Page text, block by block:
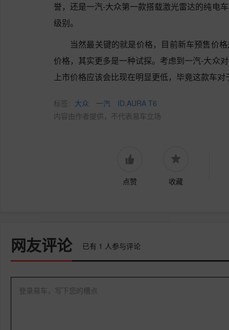
誉，还是一汽-大众第一款搭载激光雷达的纯电
级别。
当然最关键的就是价格，目前新车预售价
价格，其实更多是一种试探。考虑到一汽-大众
上市价格应该会比现在明显更低，毕竟这款车
标签: 大众 一汽
ID.AURA T6
内容由作者提供，不代表易车立场
点赞 收藏
网友评论 已有 1 人参与评论
登录易车，写下您的槽点